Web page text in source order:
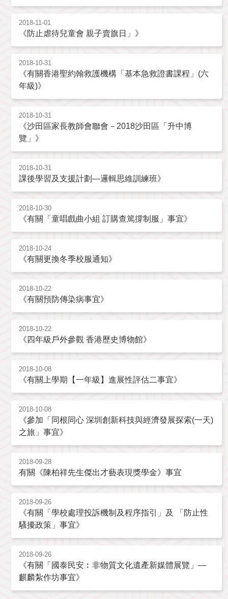
2018-11-01
《防止虐待兒童會 親子賣旗日」》
2018-10-31
《有關香港聖約翰救護機構「基本急救證書課程」(六
年級)》
2018-10-31
《沙田區家長教師會聯會－2018沙田區「升中博
覽」》
2018-10-31
課後學習及支援計劃—邏輯思維訓練班》
2018-10-30
《有關「童唱戲曲小組 訂購查篤撐制服」事宜》
2018-10-24
《有關更換冬季校服通知》
2018-10-22
《有關預防傳染病事宜》
2018-10-22
《四年級戶外參觀 香港歷史博物館》
2018-10-08
《有關上學期【一年級】進展性評估二事宜》
2018-10-08
《參加「同根同心 深圳創新科技與經濟發展探索(一天)
之旅」事宜》
2018-09-28
有關《陳柏祥先生傑出才藝表現獎學金》事宜
2018-09-26
《有關「學校處理投訴機制及程序指引」及 「防止性
騷擾政策」事宜》
2018-09-26
《有關「國泰民安︰非物質文化遺產新媒體展覽」—
麒麟紮作坊事宜》